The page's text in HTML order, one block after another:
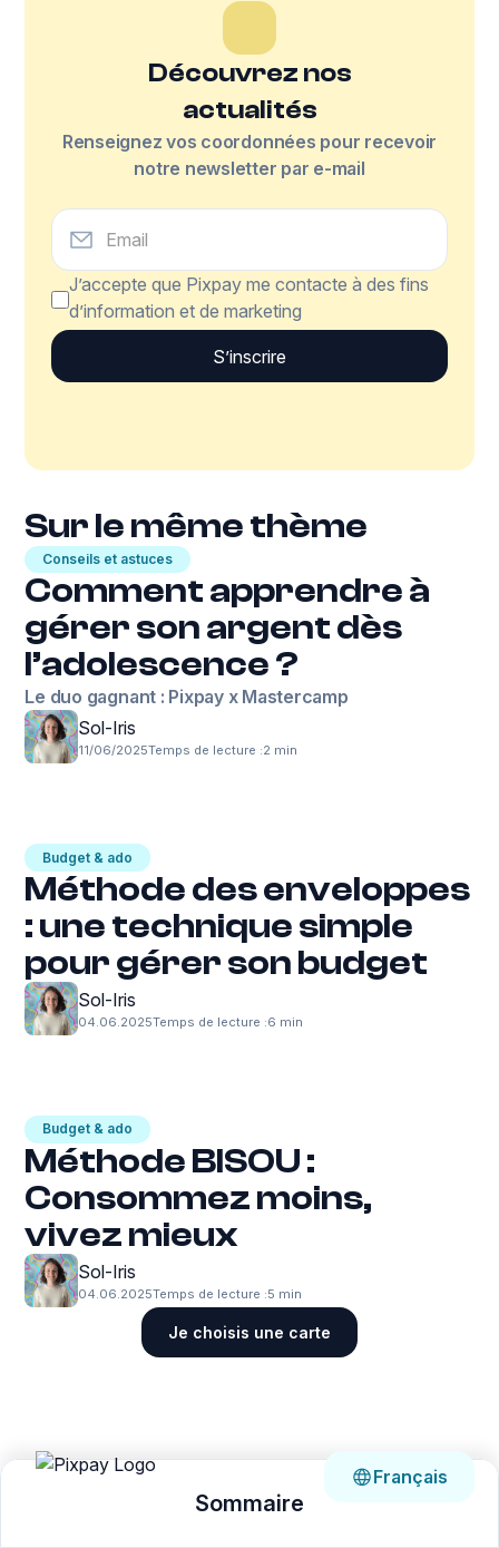
Sommaire
Découvrez nos
actualités
Renseignez vos coordonnées pour recevoir
notre newsletter par e-mail
J’accepte que Pixpay me contacte à des fins
d’information et de marketing
Sur le même thème
Conseils et astuces
Comment apprendre à
gérer son argent dès
l’adolescence ?
Le duo gagnant : Pixpay x Mastercamp
Sol-Iris
11/06/2025Temps de lecture :2 min
Budget & ado
Méthode des enveloppes
: une technique simple
pour gérer son budget
Sol-Iris
04.06.2025Temps de lecture :6 min
Budget & ado
Méthode BISOU :
Consommez moins,
vivez mieux
Sol-Iris
04.06.2025Temps de lecture :5 min
Je choisis une carte
Français